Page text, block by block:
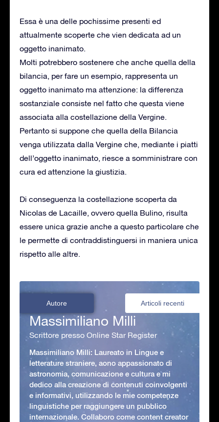
Essa è una delle pochissime presenti ed
attualmente scoperte che vien dedicata ad un
oggetto inanimato.
Molti potrebbero sostenere che anche quella della
bilancia, per fare un esempio, rappresenta un
oggetto inanimato ma attenzione: la differenza
sostanziale consiste nel fatto che questa viene
associata alla costellazione della Vergine.
Pertanto si suppone che quella della Bilancia
venga utilizzata dalla Vergine che, mediante i piatti
dell’oggetto inanimato, riesce a somministrare con
cura ed attenzione la giustizia.
Di conseguenza la costellazione scoperta da
Nicolas de Lacaille, ovvero quella Bulino, risulta
essere unica grazie anche a questo particolare che
le permette di contraddistinguersi in maniera unica
rispetto alle altre.
Autore Articoli recenti
Massimiliano Milli
Scrittore presso Online Star Register
Massimiliano Milli: Laureato in Lingue e
letterature straniere, aono appassionato di
astronomia, comunicazione e cultura e mi
dedico alla creazione di contenuti coinvolgenti
e informativi, utilizzando le mie competenze
linguistiche per raggiungere un pubblico
internazionale. Collaboro come content creator